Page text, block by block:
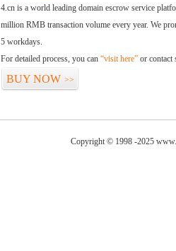
4.cn is a world leading domain escrow service
million RMB transaction volume every year. We
5 workdays.
For detailed process, you can “visit here” or contact
BUY NOW >>
Copyright © 1998 -2025